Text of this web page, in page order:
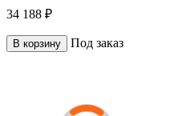
34 188 ₽
В корзину Под заказ